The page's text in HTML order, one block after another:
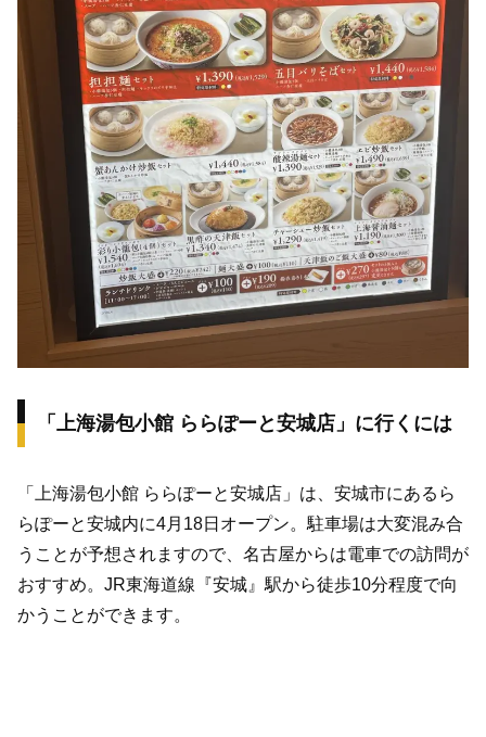
「上海湯包小館 ららぽーと安城店」に行くには
「上海湯包小館 ららぽーと安城店」は、安城市にあるら
らぽーと安城内に4月18日オープン。駐車場は大変混み合
うことが予想されますので、名古屋からは電車での訪問が
おすすめ。JR東海道線『安城』駅から徒歩10分程度で向
かうことができます。